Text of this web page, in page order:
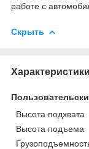
работе с
Скрыть
Характеристики
Высота подхвата
Высота подъема